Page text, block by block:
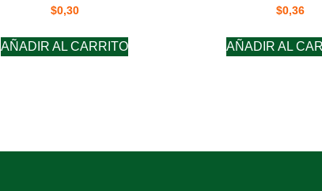
$0,30
AÑADIR AL CARRITO
$0,36
AÑADIR AL